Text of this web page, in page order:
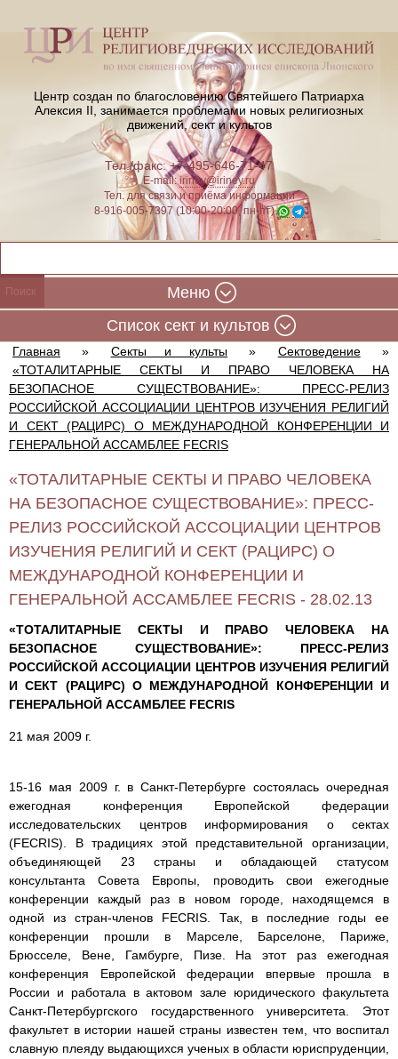
Центр создан по благословению Святейшего Патриарха
Алексия II, занимается проблемами новых религиозных
движений, сект и культов
Тел./факс: +7-495-646-71-47
E-mail:iriney@iriney.ru
Тел. для связи и приёма информации
8-916-005-7397 (10:00-20:00, пн-пт)
Меню
Cписок сект и культов
Главная » Секты и культы » Сектоведение
»
«ТОТАЛИТАРНЫЕ СЕКТЫ И ПРАВО ЧЕЛОВЕКА НА
БЕЗОПАСНОЕ СУЩЕСТВОВАНИЕ»: ПРЕСС-РЕЛИЗ
РОССИЙСКОЙ АССОЦИАЦИИ ЦЕНТРОВ ИЗУЧЕНИЯ РЕЛИГИЙ
И СЕКТ (РАЦИРС) О МЕЖДУНАРОДНОЙ КОНФЕРЕНЦИИ И
ГЕНЕРАЛЬНОЙ АССАМБЛЕЕ FECRIS
«ТОТАЛИТАРНЫЕ СЕКТЫ И ПРАВО ЧЕЛОВЕКА
НА БЕЗОПАСНОЕ СУЩЕСТВОВАНИЕ»: ПРЕСС-
РЕЛИЗ РОССИЙСКОЙ АССОЦИАЦИИ ЦЕНТРОВ
ИЗУЧЕНИЯ РЕЛИГИЙ И СЕКТ (РАЦИРС) О
МЕЖДУНАРОДНОЙ КОНФЕРЕНЦИИ И
ГЕНЕРАЛЬНОЙ АССАМБЛЕЕ FECRIS - 28.02.13
«ТОТАЛИТАРНЫЕ СЕКТЫ И ПРАВО ЧЕЛОВЕКА НА
БЕЗОПАСНОЕ СУЩЕСТВОВАНИЕ»: ПРЕСС-РЕЛИЗ
РОССИЙСКОЙ АССОЦИАЦИИ ЦЕНТРОВ ИЗУЧЕНИЯ РЕЛИГИЙ
И СЕКТ (РАЦИРС) О МЕЖДУНАРОДНОЙ КОНФЕРЕНЦИИ И
ГЕНЕРАЛЬНОЙ АССАМБЛЕЕ FECRIS
21 мая 2009 г.
15-16 мая 2009 г. в Санкт-Петербурге состоялась очередная
ежегодная конференция Европейской федерации
исследовательских центров информирования о сектах
(FECRIS). В традициях этой представительной организации,
объединяющей 23 страны и обладающей статусом
консультанта Совета Европы, проводить свои ежегодные
конференции каждый раз в новом городе, находящемся в
одной из стран-членов FECRIS. Так, в последние годы ее
конференции прошли в Марселе, Барселоне, Париже,
Брюсселе, Вене, Гамбурге, Пизе. На этот раз ежегодная
конференция Европейской федерации впервые прошла в
России и работала в актовом зале юридического факультета
Санкт-Петербургского государственного университета. Этот
факультет в истории нашей страны известен тем, что воспитал
славную плеяду выдающихся ученых в области юриспруденции,